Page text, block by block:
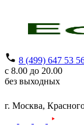
8 (499) 647 53
с 8.00 до 20.00
без выходных
г. Москва,